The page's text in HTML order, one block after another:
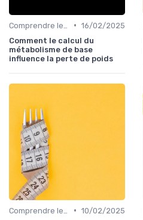
• 16/02/2025
Comment le calcul du
métabolisme de base
influence la perte de poids
• 10/02/2025